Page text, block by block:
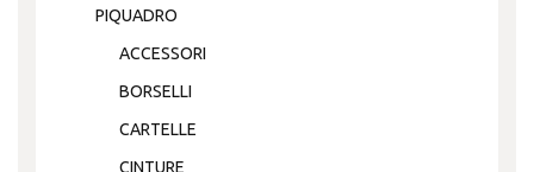
PIQUADRO
ACCESSORI
BORSELLI
CARTELLE
CINTURE